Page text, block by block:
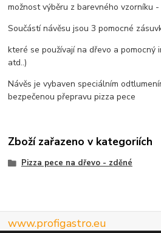
možnost výběru z barevného vzorníku
Součástí návěsu jsou 3 pomocné
které se používají na dřevo a pomocný
atd..)
Návěs je vybaven speciálním
bezpečenou přepravu pizza pece
Zboží zařazeno v kategoriích
Pizza pece na dřevo - zděné
www.profigastro.eu